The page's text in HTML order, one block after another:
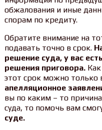
обжалования и иные
спорам по кредиту.
Обратите внимание на
подавать точно в срок.
решение суда, у вас
решения приговора.Как
этот срок можно только
апелляционное
вы по каким – то
суда, то помочь вам
суде.